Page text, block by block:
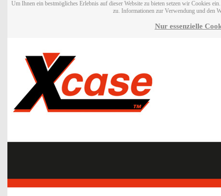
Um Ihnen ein bestmögliches Erlebnis auf dieser Website zu bieten setzen wir Cookies
zu. Informationen zur Verwendung und den
Nur essenzielle